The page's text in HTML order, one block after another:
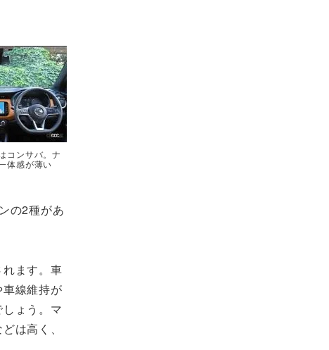
コンサバ。ナ
体感が薄い
の2種があ
ます。車
線維持が
ょう。マ
は高く、